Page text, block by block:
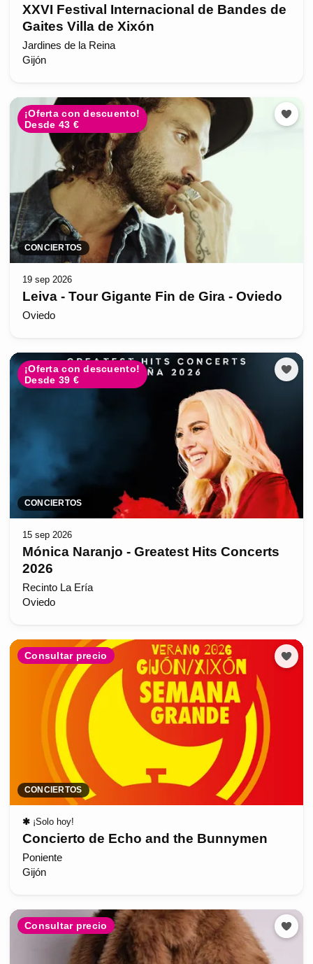
XXVI Festival Internacional de Bandes de
Gaites Villa de Xixón
Jardines de la Reina
Gijón
¡Oferta con descuento!
Desde 43 €
CONCIERTOS
19 sep 2026
Leiva - Tour Gigante Fin de Gira - Oviedo
Oviedo
¡Oferta con descuento!
Desde 39 €
CONCIERTOS
15 sep 2026
Mónica Naranjo - Greatest Hits Concerts
2026
Recinto La Ería
Oviedo
Consultar precio
CONCIERTOS
✱ ¡Solo hoy!
Concierto de Echo and the Bunnymen
Poniente
Gijón
Consultar precio